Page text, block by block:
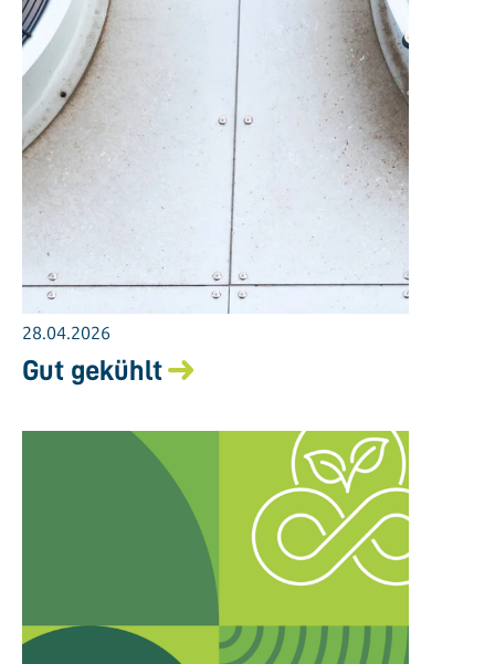
28.04.2026
Gut gekühlt